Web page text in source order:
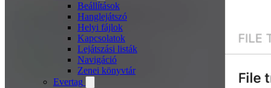
Beállítások
Hanglejátszó
Helyi fájlok
Kapcsolatok
Lejátszási listák
Navigáció
Zenei könyvtár
Evertag